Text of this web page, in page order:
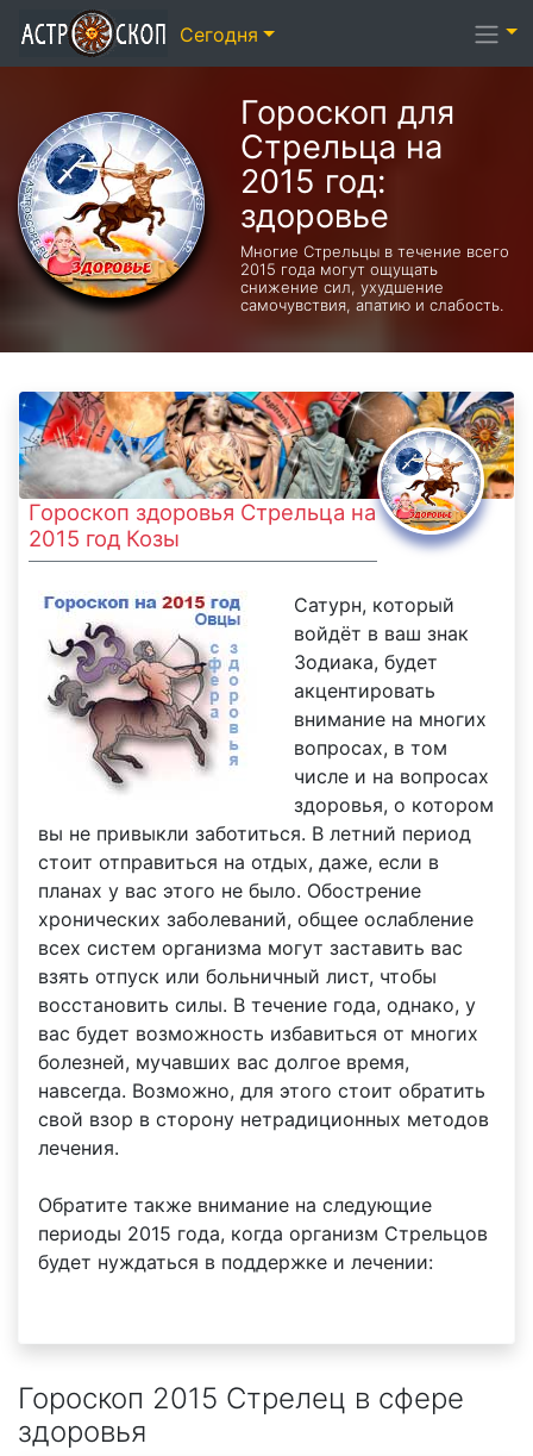
Гороскоп для
Стрельца на
2015 год:
здоровье
Многие Стрельцы в течение всего
2015 года могут ощущать
снижение сил, ухудшение
самочувствия, апатию и слабость.
Гороскоп здоровья Стрельца на
2015 год Козы
Сатурн, который
войдёт в ваш знак
Зодиака, будет
акцентировать
внимание на многих
вопросах, в том
числе и на вопросах
здоровья, о котором
вы не привыкли заботиться. В летний период
стоит отправиться на отдых, даже, если в
планах у вас этого не было. Обострение
хронических заболеваний, общее ослабление
всех систем организма могут заставить вас
взять отпуск или больничный лист, чтобы
восстановить силы. В течение года, однако, у
вас будет возможность избавиться от многих
болезней, мучавших вас долгое время,
навсегда. Возможно, для этого стоит обратить
свой взор в сторону нетрадиционных методов
лечения.
Обратите также внимание на следующие
периоды 2015 года, когда организм Стрельцов
будет нуждаться в поддержке и лечении:
Гороскоп 2015 Стрелец в сфере
здоровья
Сегодня